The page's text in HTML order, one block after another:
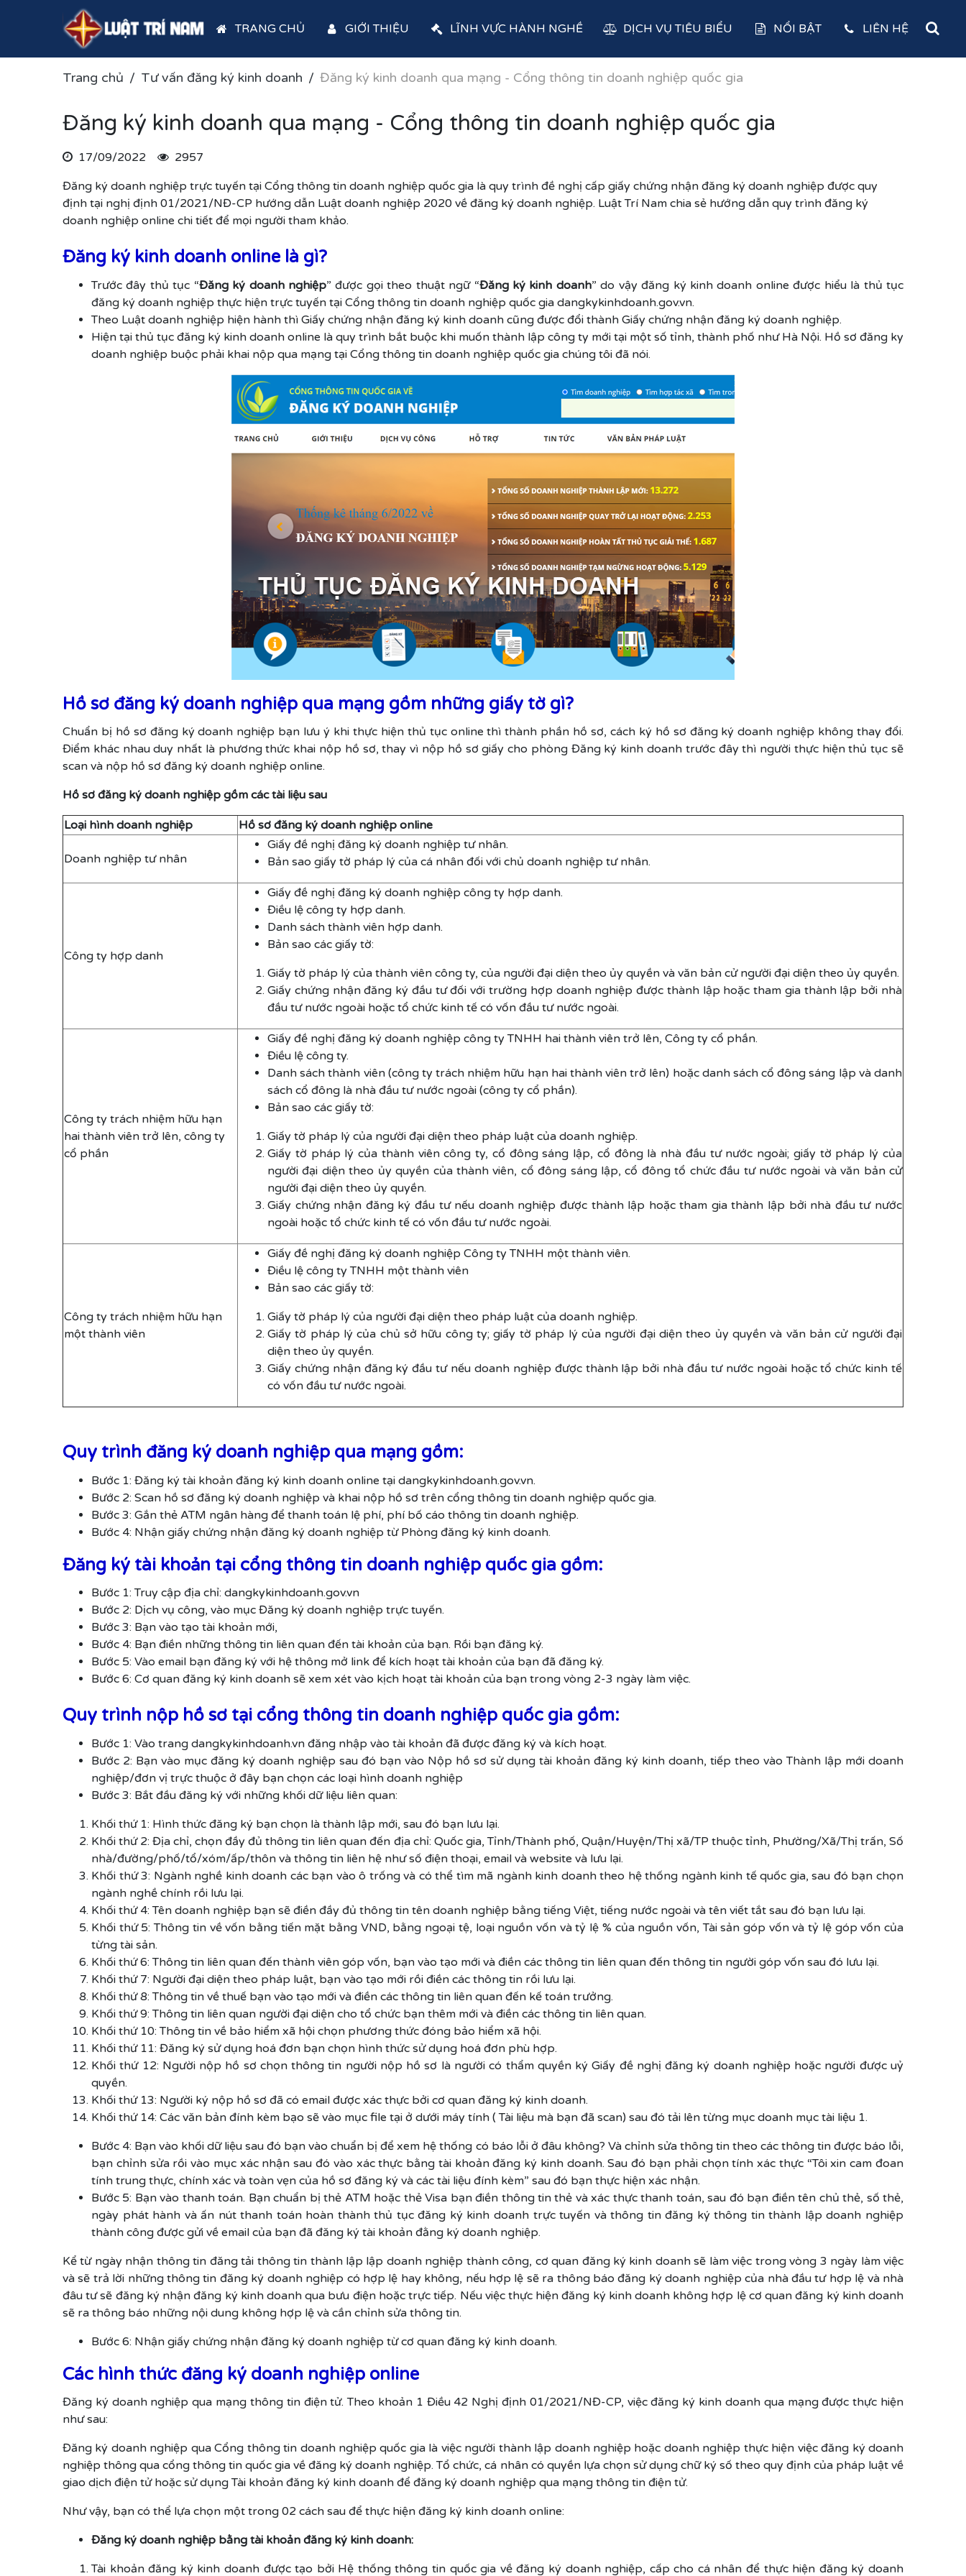
TRANG CHỦ GIỚI THIỆU LĨNH VỰC HÀNH NGHỀ DỊCH VỤ TIÊU BIỂU NỔI BẬT LIÊN HỆ
Trang chủ Tư vấn đăng ký kinh doanh Đăng ký kinh doanh qua mạng - Cổng thông tin doanh nghiệp quốc gia
Đăng ký kinh doanh qua mạng - Cổng thông tin doanh nghiệp quốc gia
17/09/2022
2957
Đăng ký doanh nghiệp trực tuyến tại Cổng thông tin doanh nghiệp quốc gia là quy trình đề nghị cấp giấy chứng nhận đăng ký doanh nghiệp được quy
định tại nghị định 01/2021/NĐ-CP hướng dẫn Luật doanh nghiệp 2020 về đăng ký doanh nghiệp. Luật Trí Nam chia sẻ hướng dẫn quy trình đăng ký
doanh nghiệp online chi tiết để mọi người tham khảo.
Đăng ký kinh doanh online là gì?
Trước đây thủ tục “Đăng ký doanh nghiệp” được gọi theo thuật ngữ “Đăng ký kinh doanh” do vậy đăng ký kinh doanh online được hiểu là thủ tục
đăng ký doanh nghiệp thực hiện trực tuyến tại Cổng thông tin doanh nghiệp quốc gia dangkykinhdoanh.gov.vn.
Theo Luật doanh nghiệp hiện hành thì Giấy chứng nhận đăng ký kinh doanh cũng được đổi thành Giấy chứng nhận đăng ký doanh nghiệp.
Hiện tại thủ tục đăng ký kinh doanh online là quy trình bắt buộc khi muốn thành lập công ty mới tại một số tỉnh, thành phố như Hà Nội. Hồ sơ đăng ky
doanh nghiệp buộc phải khai nộp qua mạng tại Cổng thông tin doanh nghiệp quốc gia chúng tôi đã nói.
Hồ sơ đăng ký doanh nghiệp qua mạng gồm những giấy tờ gì?
Chuẩn bị hồ sơ đăng ký doanh nghiệp bạn lưu ý khi thực hiện thủ tục online thì thành phần hồ sơ, cách ký hồ sơ đăng ký doanh nghiệp không thay đổi.
Điểm khác nhau duy nhất là phương thức khai nộp hồ sơ, thay vì nộp hồ sơ giấy cho phòng Đăng ký kinh doanh trước đây thì người thực hiện thủ tục sẽ
scan và nộp hồ sơ đăng ký doanh nghiệp online.
Hồ sơ đăng ký doanh nghiệp gồm các tài liệu sau
Loại hình doanh nghiệp Hồ sơ đăng ký doanh nghiệp online
Doanh nghiệp tư nhân
Giấy đề nghị đăng ký doanh nghiệp tư nhân.
Bản sao giấy tờ pháp lý của cá nhân đối với chủ doanh nghiệp tư nhân.
Công ty hợp danh
Giấy đề nghị đăng ký doanh nghiệp công ty hợp danh.
Điều lệ công ty hợp danh.
Danh sách thành viên hợp danh.
Bản sao các giấy tờ:
Giấy tờ pháp lý của thành viên công ty, của người đại diện theo ủy quyền và văn bản cử người đại diện theo ủy quyền.
Giấy chứng nhận đăng ký đầu tư đối với trường hợp doanh nghiệp được thành lập hoặc tham gia thành lập bởi nhà
đầu tư nước ngoài hoặc tổ chức kinh tế có vốn đầu tư nước ngoài.
Công ty trách nhiệm hữu hạn
hai thành viên trở lên, công ty
cổ phần
Giấy đề nghị đăng ký doanh nghiệp công ty TNHH hai thành viên trở lên, Công ty cổ phần.
Điều lệ công ty.
Danh sách thành viên (công ty trách nhiệm hữu hạn hai thành viên trở lên) hoặc danh sách cổ đông sáng lập và danh
sách cổ đông là nhà đầu tư nước ngoài (công ty cổ phần).
Bản sao các giấy tờ:
Giấy tờ pháp lý của người đại diện theo pháp luật của doanh nghiệp.
Giấy tờ pháp lý của thành viên công ty, cổ đông sáng lập, cổ đông là nhà đầu tư nước ngoài; giấy tờ pháp lý của
người đại diện theo ủy quyền của thành viên, cổ đông sáng lập, cổ đông tổ chức đầu tư nước ngoài và văn bản cử
người đại diện theo ủy quyền.
Giấy chứng nhận đăng ký đầu tư nếu doanh nghiệp được thành lập hoặc tham gia thành lập bởi nhà đầu tư nước
ngoài hoặc tổ chức kinh tế có vốn đầu tư nước ngoài.
Công ty trách nhiệm hữu hạn
một thành viên
Giấy đề nghị đăng ký doanh nghiệp Công ty TNHH một thành viên.
Điều lệ công ty TNHH một thành viên
Bản sao các giấy tờ:
Giấy tờ pháp lý của người đại diện theo pháp luật của doanh nghiệp.
Giấy tờ pháp lý của chủ sở hữu công ty; giấy tờ pháp lý của người đại diện theo ủy quyền và văn bản cử người đại
diện theo ủy quyền.
Giấy chứng nhận đăng ký đầu tư nếu doanh nghiệp được thành lập bởi nhà đầu tư nước ngoài hoặc tổ chức kinh tế
có vốn đầu tư nước ngoài.
Quy trình đăng ký doanh nghiệp qua mạng gồm:
Bước 1: Đăng ký tài khoản đăng ký kinh doanh online tại dangkykinhdoanh.gov.vn.
Bước 2: Scan hồ sơ đăng ký doanh nghiệp và khai nộp hồ sơ trên cổng thông tin doanh nghiệp quốc gia.
Bước 3: Gắn thẻ ATM ngân hàng để thanh toán lệ phí, phí bố cáo thông tin doanh nghiệp.
Bước 4: Nhận giấy chứng nhận đăng ký doanh nghiệp từ Phòng đăng ký kinh doanh.
Đăng ký tài khoản tại cổng thông tin doanh nghiệp quốc gia gồm:
Bước 1: Truy cập địa chỉ: dangkykinhdoanh.gov.vn
Bước 2: Dịch vụ công, vào mục Đăng ký doanh nghiệp trực tuyến.
Bước 3: Bạn vào tạo tài khoản mới,
Bước 4: Bạn điền những thông tin liên quan đến tài khoản của bạn. Rồi bạn đăng ký.
Bước 5: Vào email bạn đăng ký với hệ thông mở link để kích hoạt tài khoản của bạn đã đăng ký.
Bước 6: Cơ quan đăng ký kinh doanh sẽ xem xét vào kịch hoạt tài khoản của bạn trong vòng 2-3 ngày làm việc.
Quy trình nộp hồ sơ tại cổng thông tin doanh nghiệp quốc gia gồm:
Bước 1: Vào trang dangkykinhdoanh.vn đăng nhập vào tài khoản đã được đăng ký và kích hoạt.
Bước 2: Bạn vào mục đăng ký doanh nghiệp sau đó bạn vào Nộp hồ sơ sử dụng tài khoản đăng ký kinh doanh, tiếp theo vào Thành lập mới doanh
nghiệp/đơn vị trực thuộc ở đây bạn chọn các loại hình doanh nghiệp
Bước 3: Bắt đầu đăng ký với những khối dữ liệu liên quan:
Khối thứ 1: Hình thức đăng ký bạn chọn là thành lập mới, sau đó bạn lưu lại.
Khối thứ 2: Địa chỉ, chọn đầy đủ thông tin liên quan đến địa chỉ: Quốc gia, Tỉnh/Thành phố, Quận/Huyện/Thị xã/TP thuộc tỉnh, Phường/Xã/Thị trấn, Số
nhà/đường/phố/tổ/xóm/ấp/thôn và thông tin liên hệ như số điện thoại, email và website và lưu lại.
Khối thứ 3: Ngành nghề kinh doanh các bạn vào ô trống và có thể tìm mã ngành kinh doanh theo hệ thống ngành kinh tế quốc gia, sau đó bạn chọn
ngành nghề chính rồi lưu lại.
Khối thứ 4: Tên doanh nghiệp bạn sẽ điền đầy đủ thông tin tên doanh nghiệp bằng tiếng Việt, tiếng nước ngoài và tên viết tắt sau đó bạn lưu lại.
Khối thứ 5: Thông tin về vốn bằng tiến mặt bằng VND, bằng ngoại tệ, loại nguồn vốn và tỷ lệ % của nguồn vốn, Tài sản góp vốn và tỷ lệ góp vốn của
từng tài sản.
Khối thứ 6: Thông tin liên quan đến thành viên góp vốn, bạn vào tạo mới và điền các thông tin liên quan đến thông tin người góp vốn sau đó lưu lại.
Khối thứ 7: Người đại diện theo pháp luật, bạn vào tạo mới rồi điền các thông tin rồi lưu lại.
Khối thứ 8: Thông tin về thuế bạn vào tạo mới và điền các thông tin liên quan đến kế toán trưởng.
Khối thứ 9: Thông tin liên quan người đại diện cho tổ chức bạn thêm mới và điền các thông tin liên quan.
Khối thứ 10: Thông tin về bảo hiểm xã hội chọn phương thức đóng bảo hiểm xã hội.
Khối thứ 11: Đăng ký sử dụng hoá đơn bạn chọn hình thức sử dụng hoá đơn phù hợp.
Khối thứ 12: Người nộp hồ sơ chọn thông tin người nộp hồ sơ là người có thẩm quyền ký Giấy đề nghị đăng ký doanh nghiệp hoặc người được uỷ
quyền.
Khối thứ 13: Người ký nộp hồ sơ đã có email được xác thực bởi cơ quan đăng ký kinh doanh.
Khối thứ 14: Các văn bản đính kèm bạo sẽ vào mục file tại ở dưới máy tính ( Tài liệu mà bạn đã scan) sau đó tải lên từng mục doanh mục tài liệu 1.
Bước 4: Bạn vào khối dữ liệu sau đó bạn vào chuẩn bị để xem hệ thống có báo lỗi ở đâu không? Và chỉnh sửa thông tin theo các thông tin được báo lỗi,
bạn chỉnh sửa rồi vào mục xác nhận sau đó vào xác thực bằng tài khoản đăng ký kinh doanh. Sau đó bạn phải chọn tính xác thực “Tôi xin cam đoan
tính trung thực, chính xác và toàn vẹn của hồ sơ đăng ký và các tài liệu đính kèm” sau đó bạn thực hiện xác nhận.
Bước 5: Bạn vào thanh toán. Bạn chuẩn bị thẻ ATM hoặc thẻ Visa bạn điền thông tin thẻ và xác thực thanh toán, sau đó bạn điền tên chủ thẻ, số thẻ,
ngày phát hành và ấn nút thanh toán hoàn thành thủ tục đăng ký kinh doanh trực tuyến và thông tin đăng ký thông tin thành lập doanh nghiệp
thành công được gửi về email của bạn đã đăng ký tài khoản đằng ký doanh nghiệp.
Kể từ ngày nhận thông tin đăng tải thông tin thành lập lập doanh nghiệp thành công, cơ quan đăng ký kinh doanh sẽ làm việc trong vòng 3 ngày làm việc
và sẽ trả lời những thông tin đăng ký doanh nghiệp có hợp lệ hay không, nếu hợp lệ sẽ ra thông báo đăng ký doanh nghiệp của nhà đầu tư hợp lệ và nhà
đâu tư sẽ đăng ký nhận đăng ký kinh doanh qua bưu điện hoặc trực tiếp. Nếu việc thực hiện đăng ký kinh doanh không hợp lệ cơ quan đăng ký kinh doanh
sẽ ra thông báo những nội dung không hợp lệ và cần chỉnh sửa thông tin.
Bước 6: Nhận giấy chứng nhận đăng ký doanh nghiệp từ cơ quan đăng ký kinh doanh.
Các hình thức đăng ký doanh nghiệp online
Đăng ký doanh nghiệp qua mạng thông tin điện tử. Theo khoản 1 Điều 42 Nghị định 01/2021/NĐ-CP, việc đăng ký kinh doanh qua mạng được thực hiện
như sau:
Đăng ký doanh nghiệp qua Cổng thông tin doanh nghiệp quốc gia là việc người thành lập doanh nghiệp hoặc doanh nghiệp thực hiện việc đăng ký doanh
nghiệp thông qua cổng thông tin quốc gia về đăng ký doanh nghiệp. Tổ chức, cá nhân có quyền lựa chọn sử dụng chữ ký số theo quy định của pháp luật về
giao dịch điện tử hoặc sử dụng Tài khoản đăng ký kinh doanh để đăng ký doanh nghiệp qua mạng thông tin điện tử.
Như vậy, bạn có thể lựa chọn một trong 02 cách sau để thực hiện đăng ký kinh doanh online:
Đăng ký doanh nghiệp bằng tài khoản đăng ký kinh doanh:
Tài khoản đăng ký kinh doanh được tạo bởi Hệ thống thông tin quốc gia về đăng ký doanh nghiệp, cấp cho cá nhân để thực hiện đăng ký doanh